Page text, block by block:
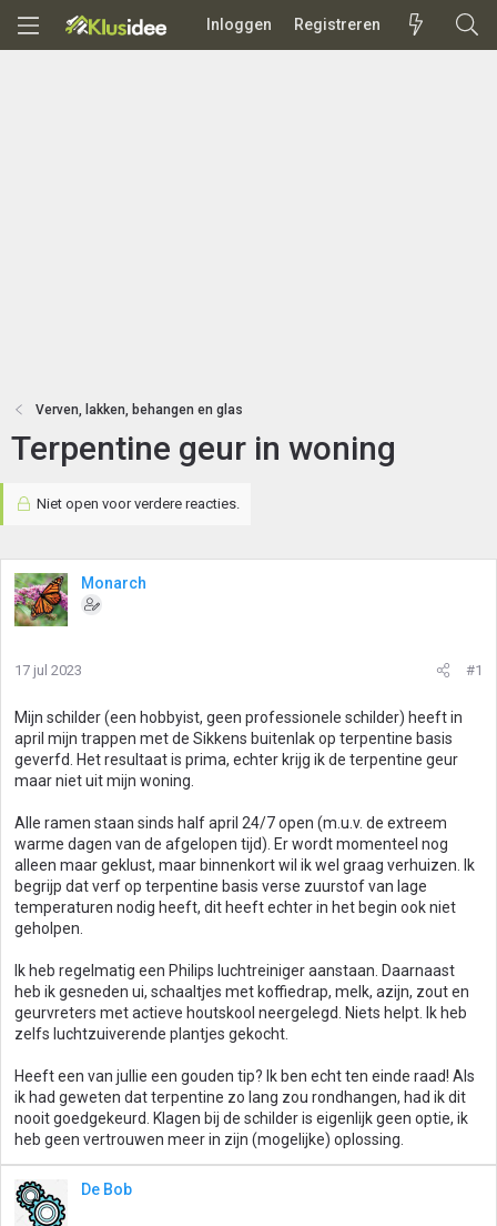
Inloggen Registreren
Verven, lakken, behangen en glas
Terpentine geur in woning
Niet open voor verdere reacties.
Monarch
17 jul 2023 #1
Mijn schilder (een hobbyist, geen professionele schilder) heeft in
april mijn trappen met de Sikkens buitenlak op terpentine basis
geverfd. Het resultaat is prima, echter krijg ik de terpentine geur
maar niet uit mijn woning.
Alle ramen staan sinds half april 24/7 open (m.u.v. de extreem
warme dagen van de afgelopen tijd). Er wordt momenteel nog
alleen maar geklust, maar binnenkort wil ik wel graag verhuizen. Ik
begrijp dat verf op terpentine basis verse zuurstof van lage
temperaturen nodig heeft, dit heeft echter in het begin ook niet
geholpen.
Ik heb regelmatig een Philips luchtreiniger aanstaan. Daarnaast
heb ik gesneden ui, schaaltjes met koffiedrap, melk, azijn, zout en
geurvreters met actieve houtskool neergelegd. Niets helpt. Ik heb
zelfs luchtzuiverende plantjes gekocht.
Heeft een van jullie een gouden tip? Ik ben echt ten einde raad! Als
ik had geweten dat terpentine zo lang zou rondhangen, had ik dit
nooit goedgekeurd. Klagen bij de schilder is eigenlijk geen optie, ik
heb geen vertrouwen meer in zijn (mogelijke) oplossing.
De Bob